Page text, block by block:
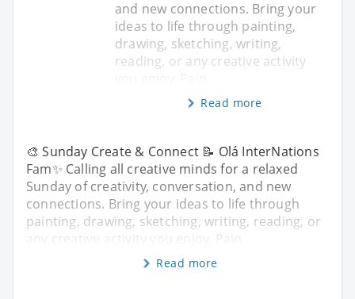
and new connections. Bring your
ideas to life through painting,
drawing, sketching, writing,
reading, or any creative activity
Read more
🎨 Sunday Create & Connect 📝 Olá InterNations
Fam✨ Calling all creative minds for a relaxed
Sunday of creativity, conversation, and new
connections. Bring your ideas to life through
painting, drawing, sketching, writing, reading, or
any creative activity you enjoy. Pain
Read more